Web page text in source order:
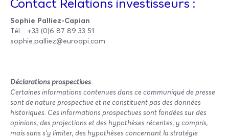
Contact Relations investisseurs :
Sophie Palliez-Capian
Tél. : +33 (0)6 87 89 33 51
sophie.palliez@euroapi.com
Déclarations prospectives
Certaines informations contenues dans ce communiqué de presse
sont de nature prospective et ne constituent pas des données
historiques. Ces informations prospectives sont fondées sur des
opinions, des projections et des hypothèses récentes, y compris,
mais sans s’y limiter, des hypothèses concernant la stratégie